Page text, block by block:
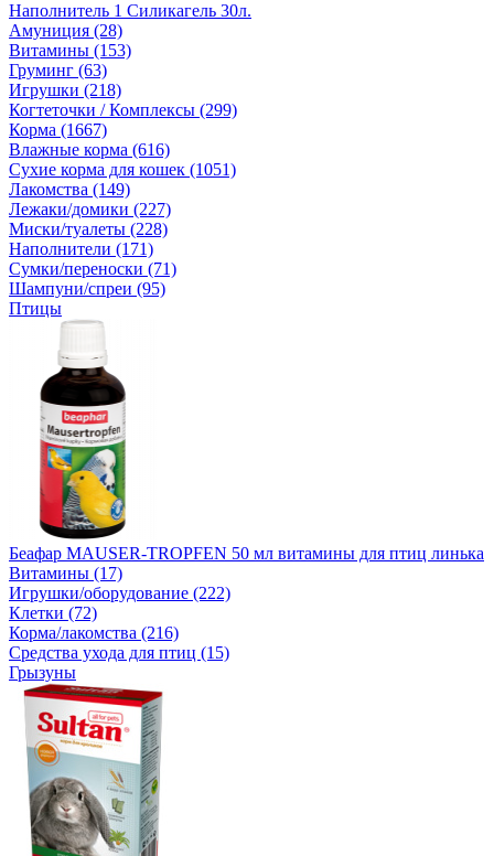
Наполнитель 1 Силикагель 30л.
Амуниция (28)
Витамины (153)
Груминг (63)
Игрушки (218)
Когтеточки / Комплексы (299)
Корма (1667)
Влажные корма (616)
Сухие корма для кошек (1051)
Лакомства (149)
Лежаки/домики (227)
Миски/туалеты (228)
Наполнители (171)
Сумки/переноски (71)
Шампуни/спреи (95)
Птицы
Беафар MAUSER-TROPFEN 50 мл витамины для птиц линька
Витамины (17)
Игрушки/оборудование (222)
Клетки (72)
Корма/лакомства (216)
Средства ухода для птиц (15)
Грызуны